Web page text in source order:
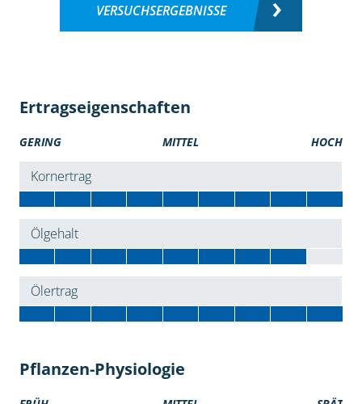
VERSUCHSERGEBNISSE
Ertragseigenschaften
GERING MITTEL HOCH
Kornertrag
Ölgehalt
Ölertrag
Pflanzen-Physiologie